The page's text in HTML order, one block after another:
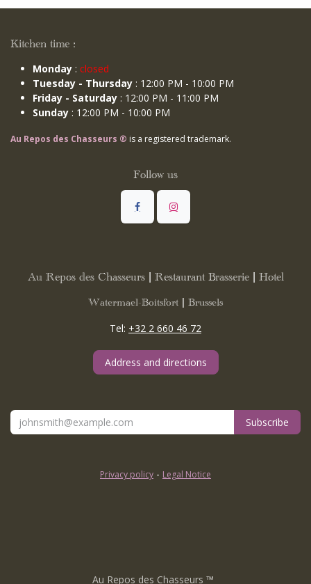
Kitchen time :
Monday : closed
Tuesday - Thursday : 12:00 PM - 10:00 PM
Friday - Saturday : 12:00 PM - 11:00 PM
Sunday : 12:00 PM - 10:00 PM
Au Repos des Chasseurs ® is a registered trademark.
Follow us
Au Repos des Chasseurs | Restaurant Brasserie | Hotel
Watermael-Boitsfort | Brussels
Tel: +32 2 660 46 72
Address and directions
Subscribe
Privacy policy - Legal Notice
Au Repos des Chasseurs ™